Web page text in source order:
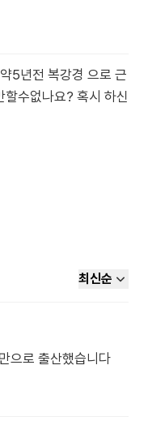
5년전 복강경 으로 근
수없나요? 혹시 하신
최신순
으로 출산했습니다